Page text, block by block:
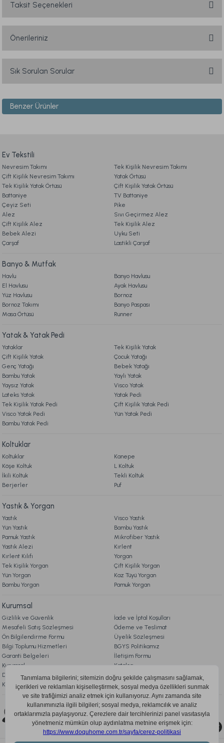
Ürün hakkında henüz soru sorulmamış.
Taksit Seçenekleri
Önerileriniz
iletebilirsiniz.
Görüş ve önerileriniz için teşekkür ederiz.
Ürün resmi kalitesiz, bozuk veya görüntülenemiyor.
Ürün fiyatı diğer sitelerden daha pahalı.
Bu ürüne benzer farklı alternatifler olmalı.
Gönder
Sık Sorulan Sorular
1. ÜYELİK
3. ÖDEME
4. KARGO & TESLİMAT
5. İADE & DEĞİŞİM
7. KAMPANYA & İNDİRİMLER
9. YATAK & KOLTUK SİPARİŞ VE İADE İŞLEMLERİ
Benzer Ürünler
49.990,00 TL
Naturel Hand Made Luxury Latex Coco Baby Yatak 70 x 140 cm
Online'a Özel
Ücretsiz Kargo
Naturel Hand Made Latex Wool Baby Yatak 70 x 140 cm
16.990,00 TL
Naturel Hand Made Coco Silk Baby Yatak 70 x 140 cm
Hediye Seti Standart
1.599,00 TL
Ücretsiz Kargo
Naturel Hand Made At Kılı Yatak Pedi 200 x 200 cm
47.990,00 TL
Naturel Hand Made Yün Yatak Pedi 200 x 200 cm
46.990,00 TL
Ücretsiz Kargo
Naturel Hand Made Pamuk Yatak Pedi 200 x 200 cm
44.990,00 TL
Ev Tekstili
Nevresim Takımı
Tek Kişilik Nevresim Takımı
Çift Kişilik Nevresim Takımı
Yatak Örtüsü
Tek Kişilik Yatak Örtüsü
Çift Kişilik Yatak Örtüsü
Battaniye
TV Battaniye
Çeyiz Seti
Pike
Alez
Sıvı Geçirmez Alez
Çift Kişilik Alez
Tek Kişilik Alez
Bebek Alezi
Uyku Seti
Çarşaf
Lastikli Çarşaf
Banyo & Mutfak
Havlu
Banyo Havlusu
El Havlusu
Ayak Havlusu
Yüz Havlusu
Bornoz
Bornoz Takımı
Banyo Paspası
Masa Örtüsü
Runner
Yatak & Yatak Pedi
Yataklar
Tek Kişilik Yatak
Çift Kişilik Yatak
Çocuk Yatağı
Genç Yatağı
Bebek Yatağı
Bambu Yatak
Yaylı Yatak
Yaysız Yatak
Visco Yatak
Lateks Yatak
Yatak Pedi
Tek Kişilik Yatak Pedi
Çift Kişilik Yatak Pedi
Visco Yatak Pedi
Yün Yatak Pedi
Bambu Yatak Pedi
Koltuklar
Koltuklar
Kanepe
Köşe Koltuk
L Koltuk
İkili Koltuk
Tekli Koltuk
Berjerler
Puf
Yastık & Yorgan
Yastık
Visco Yastık
Yün Yastık
Bambu Yastık
Pamuk Yastık
Mikrofiber Yastık
Yastık Alezi
Kırlent
Kırlent Kılıfı
Yorgan
Tek Kişilik Yorgan
Çift Kişilik Yorgan
Yün Yorgan
Kaz Tüyü Yorgan
Bambu Yorgan
Pamuk Yorgan
Kurumsal
Gizlilik ve Güvenlik
İade ve İptal Koşulları
Mesafeli Satış Sözleşmesi
Ödeme ve Teslimat
Ön Bilgilendirme Formu
Üyelik Sözleşmesi
Bilgi Toplumu Hizmetleri
BGYS Politikamız
Garanti Belgeleri
İletişim Formu
Kurumsal
Katalog
Doqu Blog
Çerez Politikası
KVKK Aydınlatma Metni
Bizi Takip Edin
0850 205 03 35